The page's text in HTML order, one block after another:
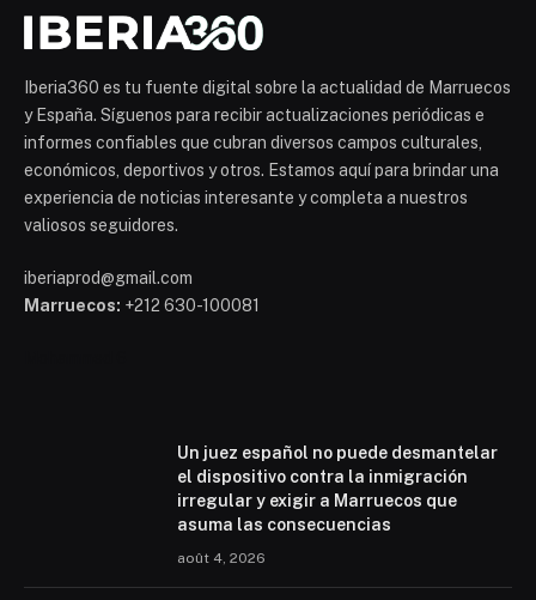
Iberia360 es tu fuente digital sobre la actualidad de Marruecos
y España. Síguenos para recibir actualizaciones periódicas e
informes confiables que cubran diversos campos culturales,
económicos, deportivos y otros. Estamos aquí para brindar una
experiencia de noticias interesante y completa a nuestros
valiosos seguidores.
iberiaprod@gmail.com
Marruecos: +212 630-100081
Un juez español no puede desmantelar
el dispositivo contra la inmigración
irregular y exigir a Marruecos que
asuma las consecuencias
août 4, 2026